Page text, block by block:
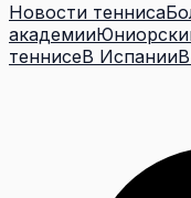
Новости тенниса
академии
теннисеВ Испании